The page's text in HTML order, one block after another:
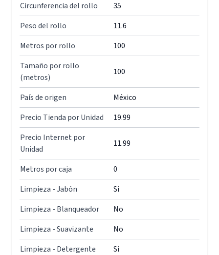
Circunferencia del rollo
35
Peso del rollo
11.6
Metros por rollo
100
Tamaño por rollo
(metros)
100
País de origen
México
Precio Tienda por Unidad
19.99
Precio Internet por
Unidad
11.99
Metros por caja
0
Limpieza - Jabón
Si
Limpieza - Blanqueador
No
Limpieza - Suavizante
No
Limpieza - Detergente
Si